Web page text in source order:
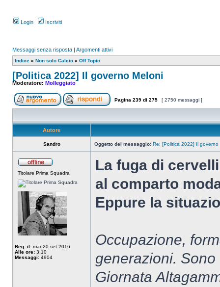
Login Iscriviti
Messaggi senza risposta | Argomenti attivi
Indice » Non solo Calcio » Off Topic
[Politica 2022] Il governo Meloni
Moderatore: Molleggiato
Pagina 239 di 275 [ 2750 messaggi ]
Autore
Sandro Oggetto del messaggio: Re: [Politica 2022] Il governo
Titolare Prima Squadra
Reg. il: mar 20 set 2016
Alle ore: 3:10
Messaggi: 4904
La fuga di
al comparto
Eppure la
Occupazione,
generazioni.
Giornata